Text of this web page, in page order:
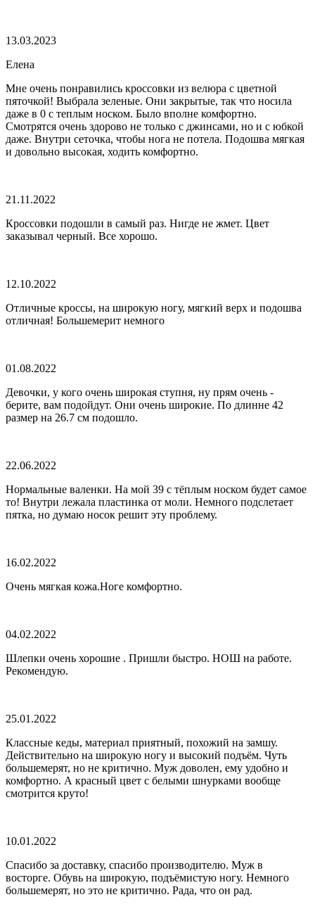
13.03.2023
Елена
Мне очень понравились кроссовки из велюра с цветной
пяточкой! Выбрала зеленые. Они закрытые, так что носила
даже в 0 с теплым носком. Было вполне комфортно.
Смотрятся очень здорово не только с джинсами, но и с юбкой
даже. Внутри сеточка, чтобы нога не потела. Подошва мягкая
и довольно высокая, ходить комфортно.
21.11.2022
Кроссовки подошли в самый раз. Нигде не жмет. Цвет
заказывал черный. Все хорошо.
12.10.2022
Отличные кроссы, на широкую ногу, мягкий верх и подошва
отличная! Большемерит немного
01.08.2022
Девочки, у кого очень широкая ступня, ну прям очень -
берите, вам подойдут. Они очень широкие. По длинне 42
размер на 26.7 см подошло.
22.06.2022
Нормальные валенки. На мой 39 с тёплым носком будет самое
то! Внутри лежала пластинка от моли. Немного подслетает
пятка, но думаю носок решит эту проблему.
16.02.2022
Очень мягкая кожа.Ноге комфортно.
04.02.2022
Шлепки очень хорошие . Пришли быстро. НОШ на работе.
Рекомендую.
25.01.2022
Классные кеды, материал приятный, похожий на замшу.
Действительно на широкую ногу и высокий подъём. Чуть
большемерят, но не критично. Муж доволен, ему удобно и
комфортно. А красный цвет с белыми шнурками вообще
смотрится круто!
10.01.2022
Спасибо за доставку, спасибо производителю. Муж в
восторге. Обувь на широкую, подъёмистую ногу. Немного
большемерят, но это не критично. Рада, что он рад.